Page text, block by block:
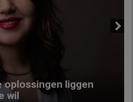
oplossingen liggen
wil